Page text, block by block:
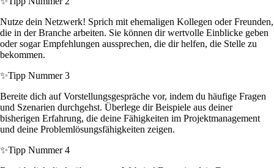
Nutze dein Netzwerk! Sprich mit ehemaligen Kollegen oder Freunden,
die in der Branche arbeiten. Sie können dir wertvolle Einblicke geben
oder sogar Empfehlungen aussprechen, die dir helfen, die Stelle zu
bekommen.
✨Tipp Nummer 3
Bereite dich auf Vorstellungsgespräche vor, indem du häufige Fragen
und Szenarien durchgehst. Überlege dir Beispiele aus deiner
bisherigen Erfahrung, die deine Fähigkeiten im Projektmanagement
und deine Problemlösungsfähigkeiten zeigen.
✨Tipp Nummer 4